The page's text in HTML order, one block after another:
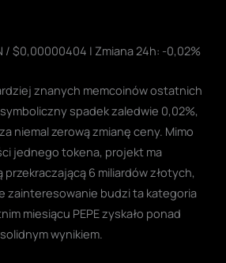
/ $0,00000404 | Zmiana 24h: -0,02%
znanych memcoinów ostatnich
spadek zaledwie 0,02%,
niemal zerową zmianę ceny. Mimo
jednego tokena, projekt ma
6 miliardów złotych,
zainteresowanie budzi ta kategoria
miesiącu PEPE zyskało ponad
wynikiem.